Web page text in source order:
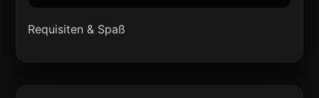
Requisiten & Spaß